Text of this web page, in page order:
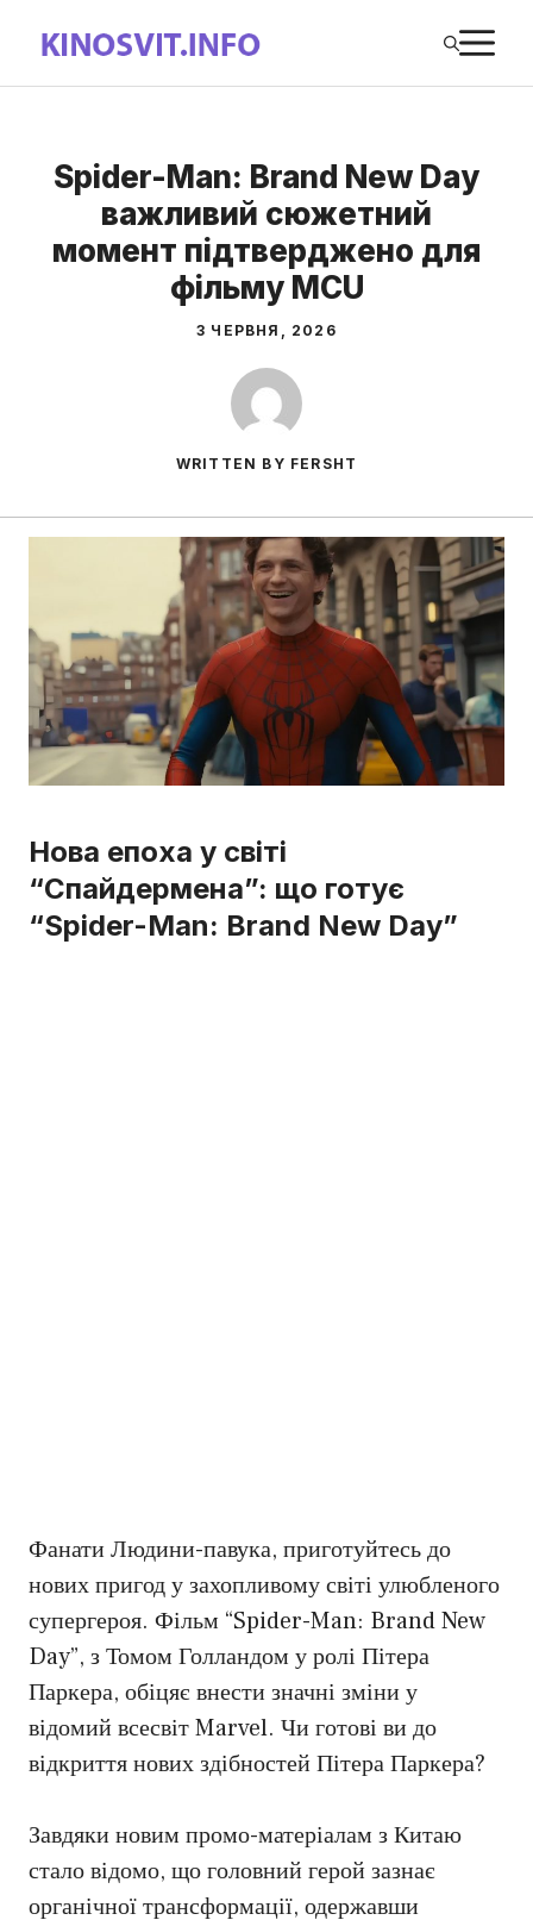
вмісту
Spider-Man: Brand New Day
важливий сюжетний
момент підтверджено для
фільму MCU
3 ЧЕРВНЯ, 2026
WRITTEN BY FERSHT
Нова епоха у світі
“Спайдермена”: що готує
“Spider-Man: Brand New Day”
Фанати Людини-павука, приготуйтесь до
нових пригод у захопливому світі улюбленого
супергероя. Фільм “Spider-Man: Brand New
Day”, з Томом Голландом у ролі Пітера
Паркера, обіцяє внести значні зміни у
відомий всесвіт Marvel. Чи готові ви до
відкриття нових здібностей Пітера Паркера?
Завдяки новим промо-матеріалам з Китаю
стало відомо, що головний герой зазнає
органічної трансформації, одержавши